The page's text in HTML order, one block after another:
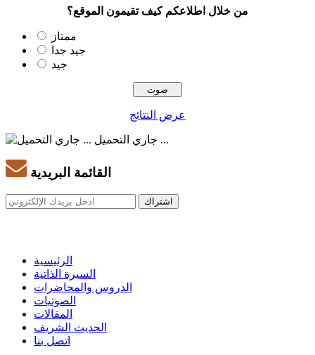
من خلال اطلاعكم كيف تقيمون الموقع؟
ممتاز
جيد جدا
جيد
عرض النتائج
جاري التحميل ...
القائمة البريدية
الرئيسية
السيرة الذاتية
الدروس والمحاضرات
الصوتيات
المقالات
الحديث الشريف
اتصل بنا